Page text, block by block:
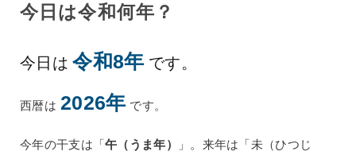
今日は令和何年？
今日は 令和8年 です。
西暦は 2026年 です。
今年の干支は「午（うま年）
」。来年は「未（ひつじ